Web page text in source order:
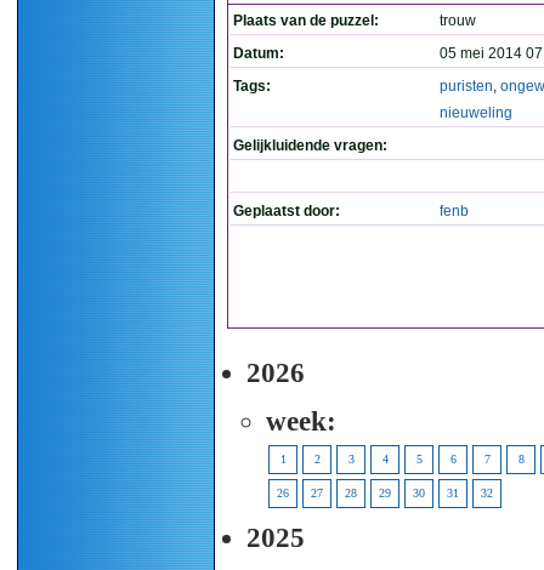
Plaats van de puzzel:
trouw
Datum:
05 mei 2014
Tags:
puristen,
nieuweling
Gelijkluidende vragen:
Geplaatst door: fenb
2026
week:
1 2 3 4 5 6 7 8
26 27 28 29 30 31 32
2025